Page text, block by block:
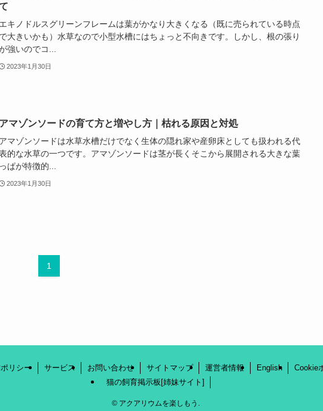
エキノドルスグリーンフレームは葉がかなり大きくなる（既に売られている時点
で大きいかも）水草なので小型水槽にはちょっと不向きです。しかし、根の張り
強いのでコ...
2023年1月30日
アマゾンソードの育て方と増やし方｜枯れる原因と対処
アマゾンソードは水草水槽だけでなく生体の隠れ家や産卵床としても扱われる代
的な水草の一つです。アマゾンソードは茎が長くそこから展開される大きな葉
っぱが特徴的...
2023年1月30日
1
リシー サービス お問い合わせ サイトマップ 運営者情報 English Cookie
猫の飼育掲示板[姉妹サイト]
©アクアリウムを楽しもう.